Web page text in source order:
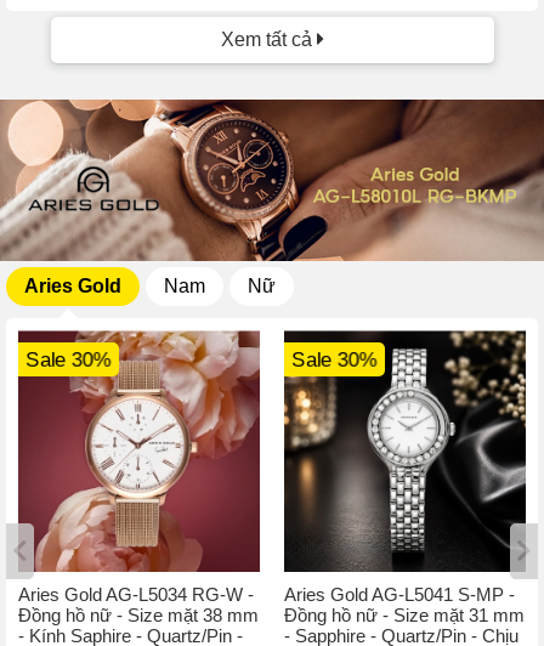
Xem tất cả
Aries Gold Nam Nữ
Sale 30%
Aries Gold AG-L5034 RG-W -
Đồng hồ nữ - Size mặt 38 mm
- Kính Saphire - Quartz/Pin -
Sale 30%
Aries Gold AG-L5041 S-MP -
Đồng hồ nữ - Size mặt 31 mm
- Sapphire - Quartz/Pin - Chịu